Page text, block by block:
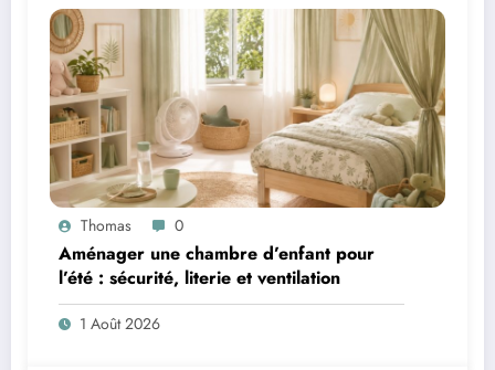
Thomas 0
Aménager une chambre d’enfant pour
l’été : sécurité, literie et ventilation
1 Août 2026